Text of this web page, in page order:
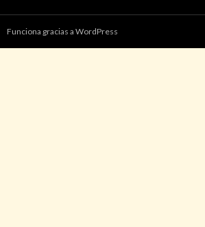
Funciona gracias a WordPress